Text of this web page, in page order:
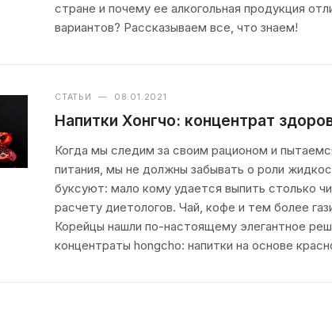
стране и почему ее алкогольная продукция
вариантов? Рассказываем все, что знаем!
СТАТЬИ — 08.01.2021
Напитки Хонгчо: концентрат
Когда мы следим за своим рационом и
питания, мы не должны забывать о роли
буксуют: мало кому удается выпить столько
расчету диетологов. Чай, кофе и тем более
Корейцы нашли по-настоящему элегантное
концентраты hongcho: напитки на основе